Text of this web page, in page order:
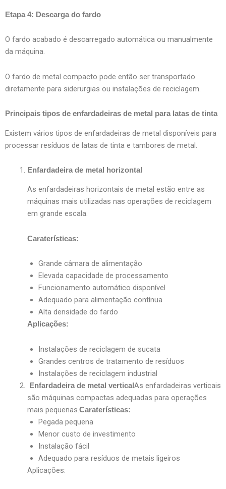
Etapa 4: Descarga do fardo
O fardo acabado é descarregado automática ou manualmente
da máquina.
O fardo de metal compacto pode então ser transportado
diretamente para siderurgias ou instalações de reciclagem.
Principais tipos de enfardadeiras de metal para latas de tinta
Existem vários tipos de enfardadeiras de metal disponíveis para
processar resíduos de latas de tinta e tambores de metal.
Enfardadeira de metal horizontal
As enfardadeiras horizontais de metal estão entre as
máquinas mais utilizadas nas operações de reciclagem
em grande escala.
Caraterísticas:
Grande câmara de alimentação
Elevada capacidade de processamento
Funcionamento automático disponível
Adequado para alimentação contínua
Alta densidade do fardo
Aplicações:
Instalações de reciclagem de sucata
Grandes centros de tratamento de resíduos
Instalações de reciclagem industrial
Enfardadeira de metal vertical As enfardadeiras verticais
são máquinas compactas adequadas para operações
mais pequenas.Caraterísticas:
Pegada pequena
Menor custo de investimento
Instalação fácil
Adequado para resíduos de metais ligeiros
Aplicações: